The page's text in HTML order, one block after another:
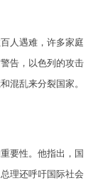
人遇难，许多家庭
告，以色列的攻击
混乱来分裂国家。
要性。他指出，国
理还呼吁国际社会